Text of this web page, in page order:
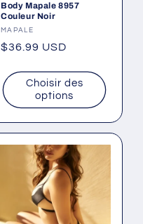
Body Mapale 8957
Couleur Noir
Fournisseur :
MAPALE
Prix
$36.99 USD
Choisir des
options